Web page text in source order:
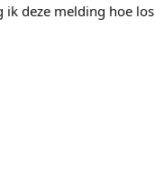
deze melding hoe los